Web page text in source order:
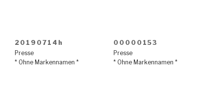
20190714h
Presse
* Ohne Markennamen *
00000153
Presse
* Ohne Markennamen *